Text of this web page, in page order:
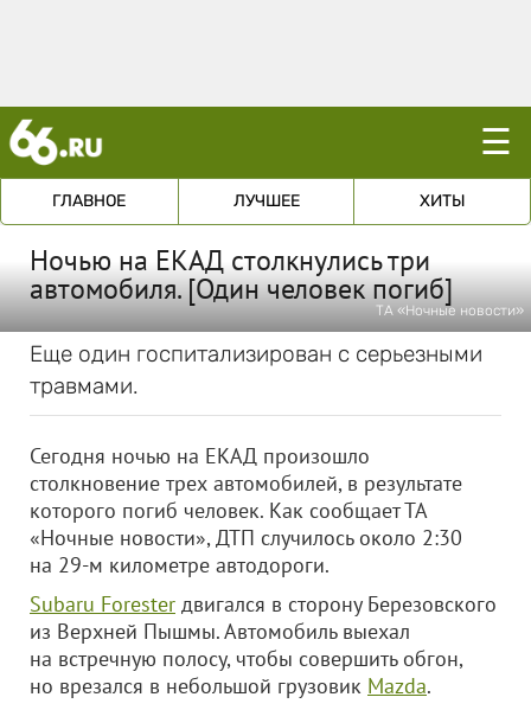
☰
ГЛАВНОЕ ЛУЧШЕЕ ХИТЫ
Ночью на ЕКАД столкнулись три
автомобиля. [Один человек погиб]
ТА «Ночные новости»
Еще один госпитализирован с серьезными
травмами.
Сегодня ночью на ЕКАД произошло
столкновение трех автомобилей, в результате
которого погиб человек. Как сообщает ТА
«Ночные новости», ДТП случилось около 2:30
на 29-м километре автодороги.
Subaru Forester двигался в сторону Березовского
из Верхней Пышмы. Автомобиль выехал
на встречную полосу, чтобы совершить обгон,
но врезался в небольшой грузовик Mazda.